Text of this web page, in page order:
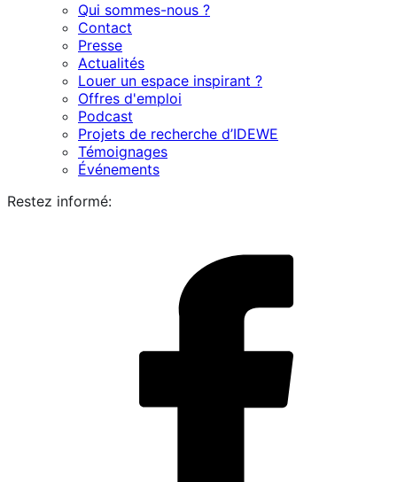
Qui sommes-nous ?
Contact
Presse
Actualités
Louer un espace inspirant ?
Offres d'emploi
Podcast
Projets de recherche d’IDEWE
Témoignages
Événements
Restez informé: